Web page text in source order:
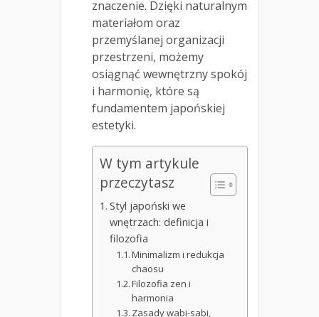
znaczenie. Dzięki naturalnym
materiałom oraz
przemyślanej organizacji
przestrzeni, możemy
osiągnąć wewnętrzny spokój
i harmonię, które są
fundamentem japońskiej
estetyki.
W tym artykule
przeczytasz
Styl japoński we
wnętrzach: definicja i
filozofia
Minimalizm i redukcja
chaosu
Filozofia zen i
harmonia
Zasady wabi-sabi,